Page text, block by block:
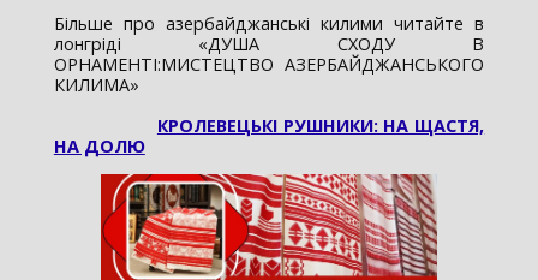
Більше про азербайджанські килими читайте в
лонгріді «ДУША СХОДУ В
ОРНАМЕНТІ:МИСТЕЦТВО АЗЕРБАЙДЖАНСЬКОГО
КИЛИМА»
КРОЛЕВЕЦЬКІ РУШНИКИ: НА ЩАСТЯ,
НА ДОЛЮ